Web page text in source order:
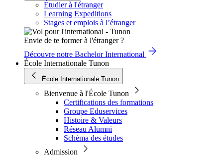
Étudier à l'étranger
Learning Expeditions
Stages et emplois à l’étranger
Envie de te former à l'étranger ?
Découvre notre Bachelor International
École Internationale Tunon
École Internationale Tunon
Bienvenue à l'École Tunon
Certifications des formations
Groupe Eduservices
Histoire & Valeurs
Réseau Alumni
Schéma des études
Admission